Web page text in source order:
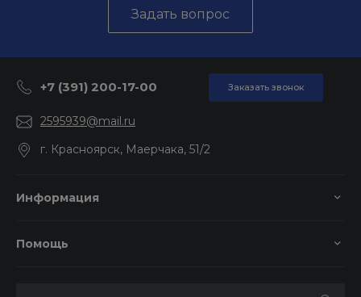
Задать вопрос
+7 (391) 200-17-00 Заказать звонок
2595939@mail.ru
г. Красноярск, Маерчака, 51/2
Информация
Помощь